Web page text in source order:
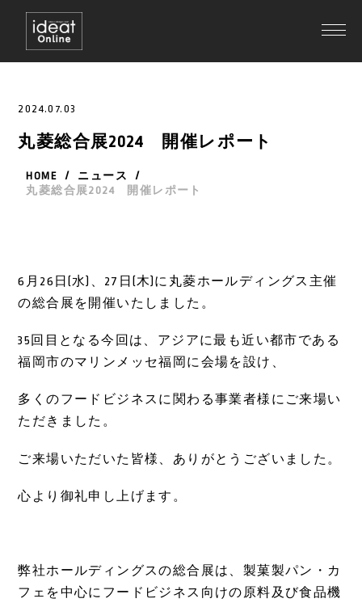
2024.07.03
丸菱総合展2024 開催レポート
HOME / ニュース
/
丸菱総合展2024 開催レポート
6月26日(水)、27日(木)に丸菱ホールディングス主催
の総合展を開催いたしました。
35回目となる今回は、アジアに最も近い都市である
福岡市のマリンメッセ福岡に会場を設け、
多くのフードビジネスに関わる事業者様にご来場い
ただきました。
ご来場いただいた皆様、ありがとうございました。
心より御礼申し上げます。
弊社ホールディングスの総合展は、製菓製パン・カ
フェを中心にフードビジネス向けの原料及び食品機